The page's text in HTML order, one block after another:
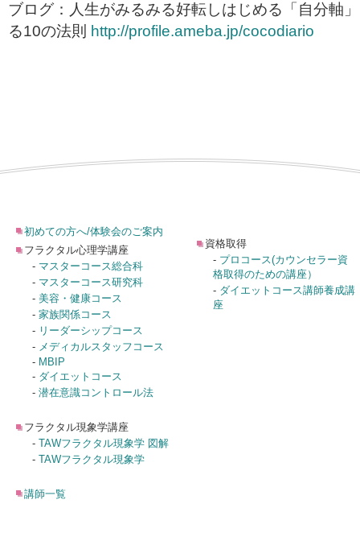
ブログ：人生がみるみる好転しはじめる「自分軸
る10の法則
http://profile.ameba.jp/cocodiario
初めての方へ/体験会のご案内
フラクタル心理学講座
- マスターコース総合科
- マスターコース研究科
- 美容・健康コース
- 家族関係コース
- リーダーシップコース
- メディカルスタッフコース
- MBIP
- ダイエットコース
- 潜在意識コントロール法
フラクタル現象学講座
- TAWフラクタル現象学 図解
- TAWフラクタル現象学
講師一覧
資格取得
- プロコース(カウンセラー資
格取得のための講座）
- ダイエットコース講師養成講
座